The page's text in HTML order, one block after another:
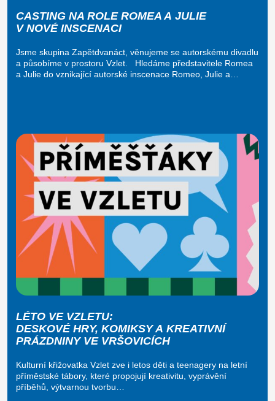
CASTING NA ROLE ROMEA A JULIE
V NOVÉ INSCENACI
Jsme skupina Zapětdvanáct, věnujeme se autorskému divadlu
a působíme v prostoru Vzlet. Hledáme představitele Romea
a Julie do vznikající autorské inscenace Romeo, Julie a…
LÉTO VE VZLETU:
DESKOVÉ HRY, KOMIKSY A KREATIVNÍ
PRÁZDNINY VE VRŠOVICÍCH
Kulturní křižovatka Vzlet zve i letos děti a teenagery na letní
příměstské tábory, které propojují kreativitu, vyprávění
příběhů, výtvarnou tvorbu…